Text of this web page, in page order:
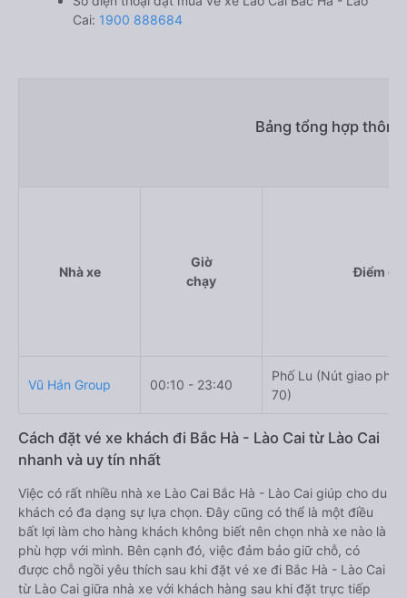
Cai: 1900 888684
Bảng tổng hợp
Nhà xe
Giờ
chạy
Điểm đi
Vũ Hán Group 00:10 - 23:40
Phố Lu (Nút giao phố
70)
Cách đặt vé xe khách đi Bắc Hà - Lào Cai từ Lào Cai
nhanh và uy tín nhất
Việc có rất nhiều nhà xe Lào Cai Bắc Hà - Lào Cai giúp cho du
khách có đa dạng sự lựa chọn. Đây cũng có thể là một điều
bất lợi làm cho hàng khách không biết nên chọn nhà xe nào là
phù hợp với mình. Bên cạnh đó, việc đảm bảo giữ chỗ, có
được chỗ ngồi yêu thích sau khi đặt vé xe đi Bắc Hà - Lào Cai
từ Lào Cai giữa nhà xe với khách hàng sau khi đặt trực tiếp